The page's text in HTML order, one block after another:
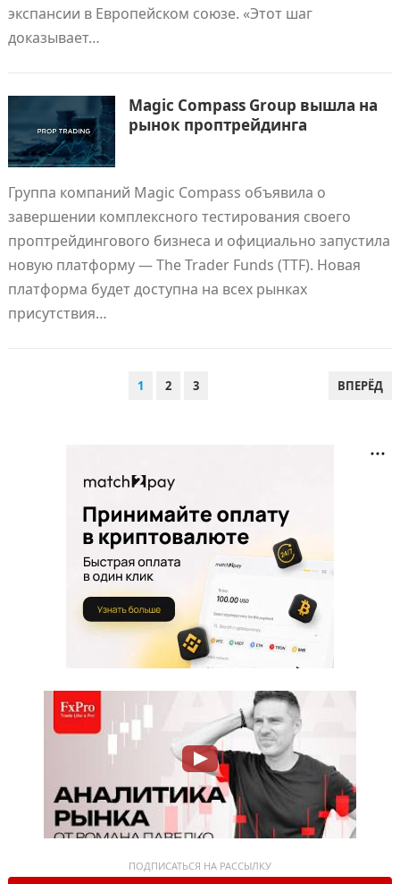
экспансии в Европейском союзе. «Этот шаг
доказывает…
Magic Compass Group вышла на
рынок проптрейдинга
Группа компаний Magic Compass объявила о
завершении комплексного тестирования своего
проптрейдингового бизнеса и официально запустила
новую платформу — The Trader Funds (TTF). Новая
платформа будет доступна на всех рынках
присутствия…
1 2 3 ВПЕРЁД
ПОДПИСАТЬСЯ НА РАССЫЛКУ